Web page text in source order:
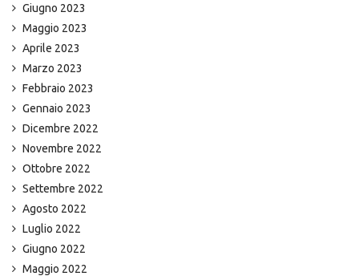
Giugno 2023
Maggio 2023
Aprile 2023
Marzo 2023
Febbraio 2023
Gennaio 2023
Dicembre 2022
Novembre 2022
Ottobre 2022
Settembre 2022
Agosto 2022
Luglio 2022
Giugno 2022
Maggio 2022